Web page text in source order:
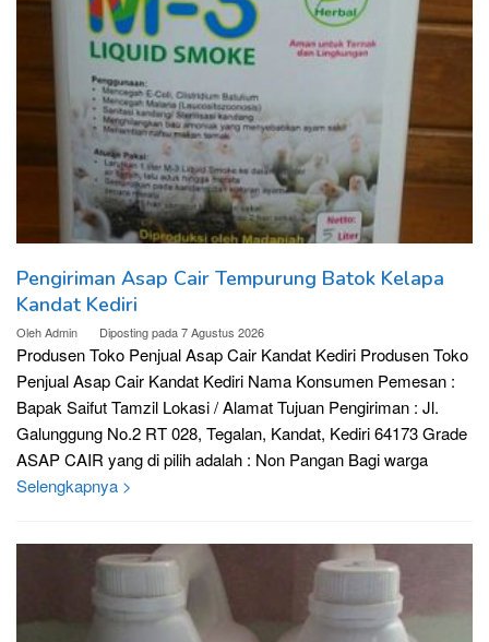
Pengiriman Asap Cair Tempurung Batok Kelapa
Kandat Kediri
OlehAdmin Diposting pada7 Agustus 2026
Produsen Toko Penjual Asap Cair Kandat Kediri Produsen Toko
Penjual Asap Cair Kandat Kediri Nama Konsumen Pemesan :
Bapak Saifut Tamzil Lokasi / Alamat Tujuan Pengiriman : Jl.
Galunggung No.2 RT 028, Tegalan, Kandat, Kediri 64173 Grade
ASAP CAIR yang di pilih adalah : Non Pangan Bagi warga
Selengkapnya >